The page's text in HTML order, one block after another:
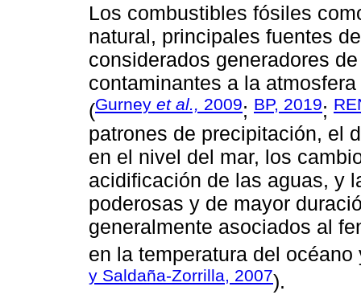
Los combustibles fósiles
natural, principales fuentes
considerados generadores
contaminantes a la
(Gurney et al., 2009; BP, 2019;
patrones de precipitación, el
en el nivel del mar, los
acidificación de las aguas, y
poderosas y de mayor
generalmente asociados al
en la temperatura del
y Saldaña-Zorrilla, 2007).